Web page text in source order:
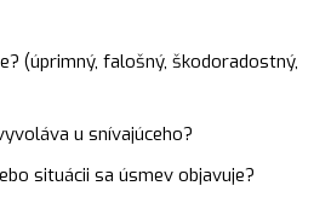
(úprimný, falošný, škodoradostný,
u snívajúceho?
situácii sa úsmev objavuje?